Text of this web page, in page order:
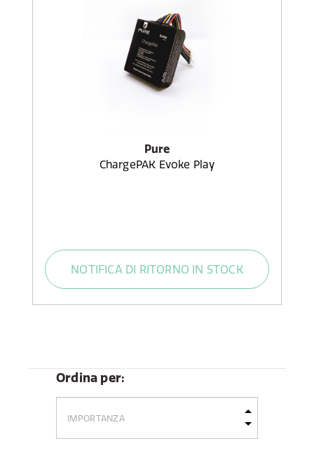
Pure
ChargePAK Evoke Play
NOTIFICA DI RITORNO IN STOCK
Ordina per: